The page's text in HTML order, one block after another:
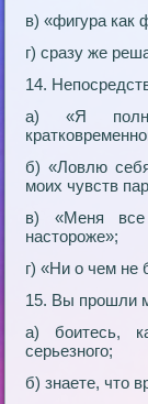
в) «фигура как
г) сразу же
14.
а) «Я
б) «Ловлю
моих чувств
в) «Меня все
настороже»;
г) «Ни о чем не
15. Вы прошли
а) боитесь,
серьезного;
б) знаете, что